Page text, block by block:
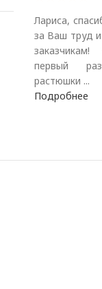
Лариса,
за Ваш труд
заказчикам!
первый
растюшки ...
Подробнее